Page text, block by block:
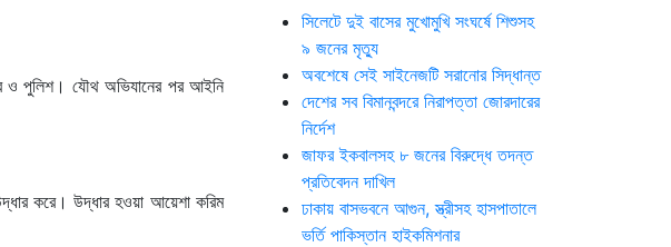
ও পুলিশ। যৌথ অভিযানের পর আইনি
করে। উদ্ধার হওয়া আয়েশা করিম
সিলেটে দুই বাসের মুখোমুখি সংঘর্ষে শিশুসহ
৯ জনের মৃত্যু
অবশেষে সেই সাইনেজটি সরানোর সিদ্ধান্ত
দেশের সব বিমানবন্দরে নিরাপত্তা জোরদারের
নির্দেশ
জাফর ইকবালসহ ৮ জনের বিরুদ্ধে তদন্ত
প্রতিবেদন দাখিল
ঢাকায় বাসভবনে আগুন, স্ত্রীসহ হাসপাতালে
ভর্তি পাকিস্তান হাইকমিশনার